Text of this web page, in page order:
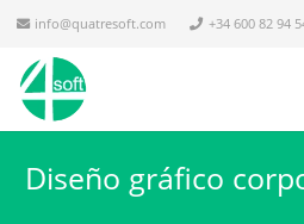
info@quatresoft.com +34 600 82 94
Diseño gráfico